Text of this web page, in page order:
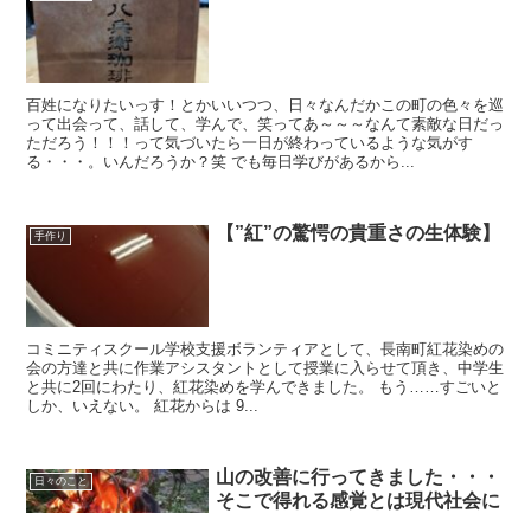
百姓になりたいっす！とかいいつつ、日々なんだかこの町の色々を巡
って出会って、話して、学んで、笑ってあ～～～なんて素敵な日だっ
ただろう！！！って気づいたら一日が終わっているような気がす
る・・・。いんだろうか？笑 でも毎日学びがあるから...
手作り 【”紅”の驚愕の貴重さの生体験】
コミニティスクール学校支援ボランティアとして、長南町紅花染めの
会の方達と共に作業アシスタントとして授業に入らせて頂き、中学生
と共に2回にわたり、紅花染めを学んできました。 もう……すごいと
しか、いえない。 紅花からは 9...
日々のこと
山の改善に行ってきました・・・
そこで得れる感覚とは現代社会に